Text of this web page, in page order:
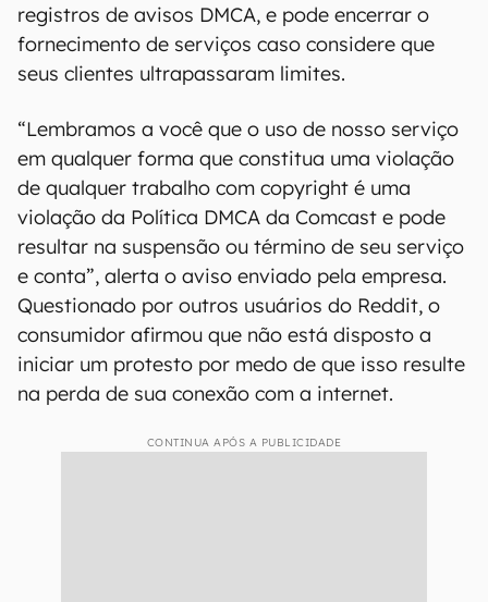
registros de avisos DMCA, e pode encerrar o
fornecimento de serviços caso considere que
seus clientes ultrapassaram limites.
“Lembramos a você que o uso de nosso serviço
em qualquer forma que constitua uma violação
de qualquer trabalho com copyright é uma
violação da Política DMCA da Comcast e pode
resultar na suspensão ou término de seu serviço
e conta”, alerta o aviso enviado pela empresa.
Questionado por outros usuários do Reddit, o
consumidor afirmou que não está disposto a
iniciar um protesto por medo de que isso resulte
na perda de sua conexão com a internet.
CONTINUA APÓS A PUBLICIDADE